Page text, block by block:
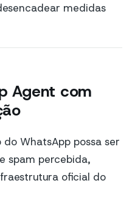
medidas
Agent com
WhatsApp possa ser
spam percebida,
oficial do